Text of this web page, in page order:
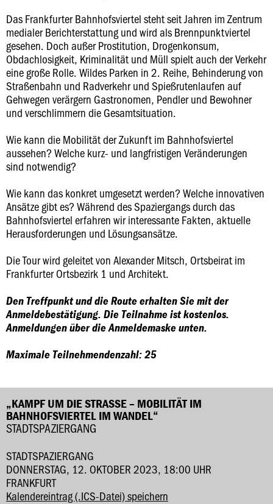
Das Frankfurter Bahnhofsviertel steht seit Jahren im Zentrum
medialer Berichterstattung und wird als Brennpunktviertel
gesehen. Doch außer Prostitution, Drogenkonsum,
Obdachlosigkeit, Kriminalität und Müll spielt auch der Verkehr
eine große Rolle. Wildes Parken in 2. Reihe, Behinderung von
Straßenbahn und Radverkehr und Spießrutenlaufen auf
Gehwegen verärgern Gastronomen, Pendler und Bewohner
und verschlimmern die Gesamtsituation.
Wie kann die Mobilität der Zukunft im Bahnhofsviertel
aussehen? Welche kurz- und langfristigen Veränderungen
sind notwendig?
Wie kann das konkret umgesetzt werden? Welche innovativen
Ansätze gibt es? Während des Spaziergangs durch das
Bahnhofsviertel erfahren wir interessante Fakten, aktuelle
Herausforderungen und Lösungsansätze.
Die Tour wird geleitet von Alexander Mitsch, Ortsbeirat im
Frankfurter Ortsbezirk 1 und Architekt.
Den Treffpunkt und die Route erhalten Sie mit der
Anmeldebestätigung. Die Teilnahme ist kostenlos.
Anmeldungen über die Anmeldemaske unten.
Maximale Teilnehmendenzahl: 25
„KAMPF UM DIE STRASSE – MOBILITÄT IM B
AHNHOFSVIERTEL IM WANDEL“
STADTSPAZIERGANG
STADTSPAZIERGANG
DONNERSTAG, 12. OKTOBER 2023, 18:00 UHR
FRANKFURT
Kalendereintrag (.ICS-Datei) speichern